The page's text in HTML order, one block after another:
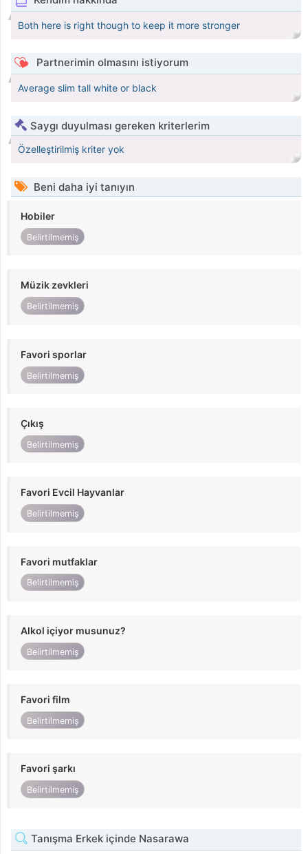
Both here is right though to keep it more stronger
Partnerimin olmasını istiyorum
Average slim tall white or black
Saygı duyulması gereken kriterlerim
Özelleştirilmiş kriter yok
Beni daha iyi tanıyın
Hobiler
Belirtilmemiş
Müzik zevkleri
Belirtilmemiş
Favori sporlar
Belirtilmemiş
Çıkış
Belirtilmemiş
Favori Evcil Hayvanlar
Belirtilmemiş
Favori mutfaklar
Belirtilmemiş
Alkol içiyor musunuz?
Belirtilmemiş
Favori film
Belirtilmemiş
Favori şarkı
Belirtilmemiş
Tanışma Erkek içinde Nasarawa